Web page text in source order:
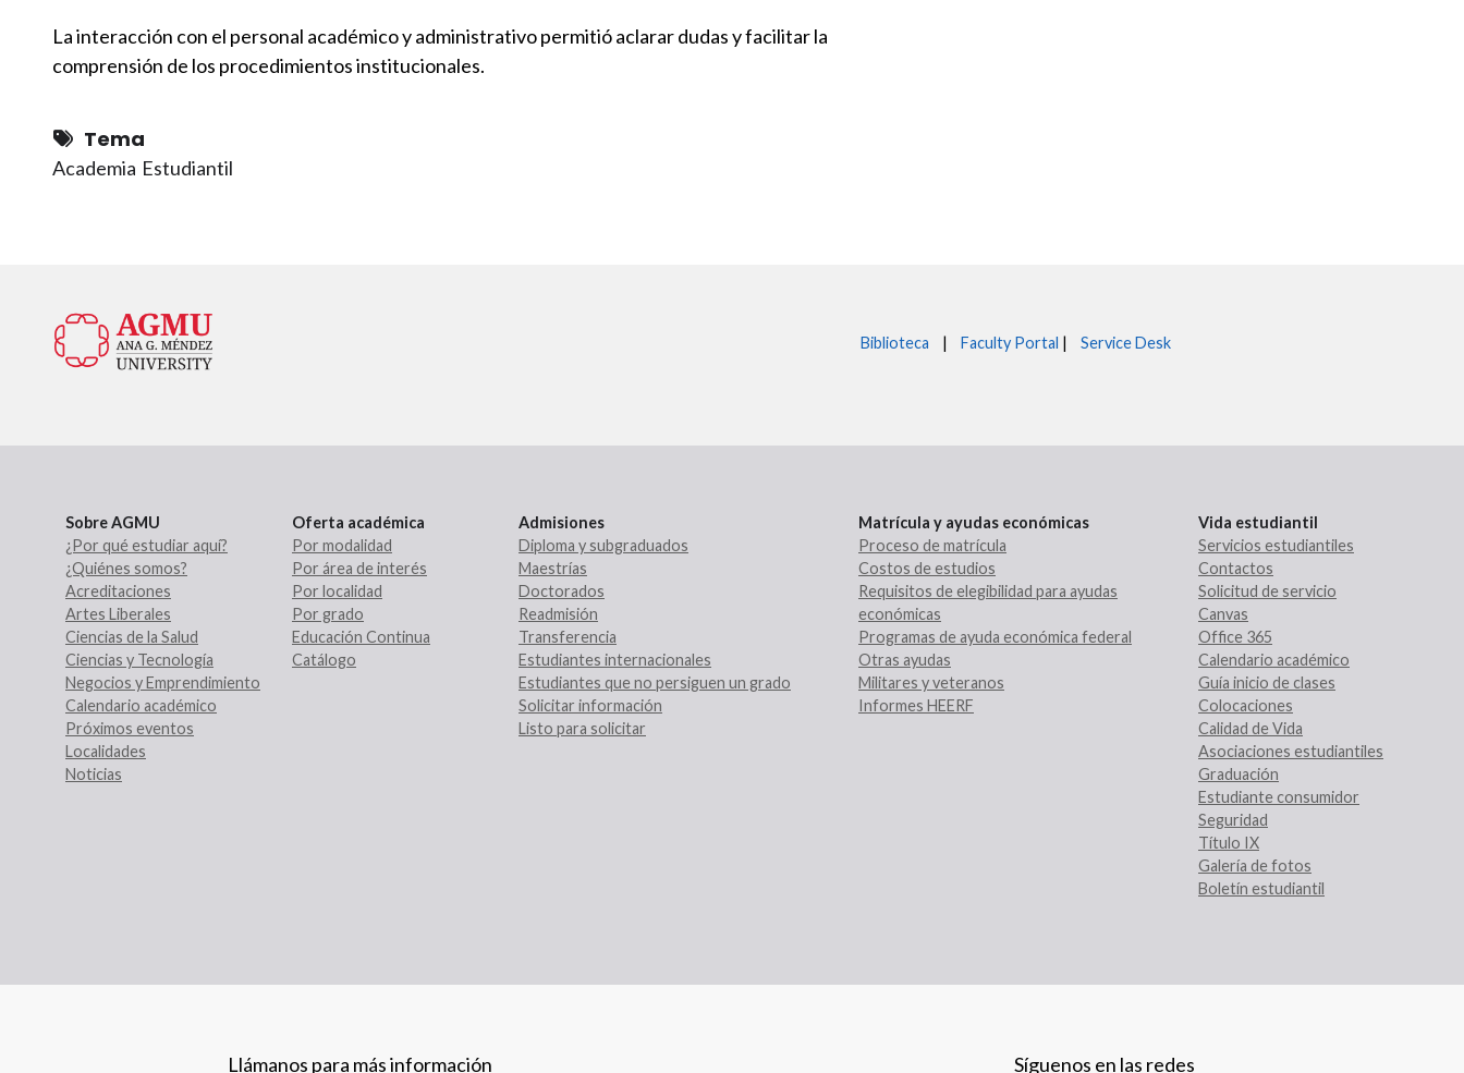
La interacción con el personal académico y administrativo permitió aclarar dudas y facilitar la
comprensión de los procedimientos institucionales.
Tema
Academia Estudiantil
Biblioteca | Faculty Portal | Service Desk
Sobre AGMU
¿Por qué estudiar aquí?
¿Quiénes somos?
Acreditaciones
Artes Liberales
Ciencias de la Salud
Ciencias y Tecnología
Negocios y Emprendimiento
Calendario académico
Próximos eventos
Localidades
Noticias
Oferta académica
Por modalidad
Por área de interés
Por localidad
Por grado
Educación Continua
Catálogo
Admisiones
Diploma y subgraduados
Maestrías
Doctorados
Readmisión
Transferencia
Estudiantes internacionales
Estudiantes que no persiguen un grado
Solicitar información
Listo para solicitar
Matrícula y ayudas económicas
Proceso de matrícula
Costos de estudios
Requisitos de elegibilidad para ayudas
económicas
Programas de ayuda económica federal
Otras ayudas
Militares y veteranos
Informes HEERF
Vida estudiantil
Servicios estudiantiles
Contactos
Solicitud de servicio
Canvas
Office 365
Calendario académico
Guía inicio de clases
Colocaciones
Calidad de Vida
Asociaciones estudiantiles
Graduación
Estudiante consumidor
Seguridad
Título IX
Galería de fotos
Boletín estudiantil
Llámanos para más información Síguenos en las redes